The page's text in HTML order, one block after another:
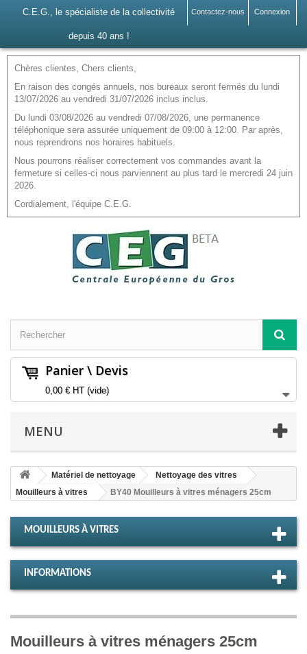
Connexion
Contactez-nous
C.E.G., le spécialiste de la collectivité
depuis 40 ans !
Chères clientes, Chers clients,
En raison des congés annuels, nos bureaux seront fermés du lundi
13/07/2026 au vendredi 31/07/2026 inclus inclus.
Du lundi 03/08/2026 au vendredi 07/08/2026, une permanence
téléphonique sera assurée uniquement de 09:00 à 12:00. Par après,
nous reprendrons nos horaires habituels.
Nous pourrons réaliser correctement vos commandes avant la
fermeture si celles-ci nous parviennent au plus tard le mercredi 24 juin
2026.
Cordialement, l'équipe C.E.G.
Panier \ Devis
0,00 €HT (vide)
MENU
Matériel de nettoyage
Nettoyage des vitres
Mouilleurs à vitres
BY40 Mouilleurs à vitres ménagers 25cm
MOUILLEURS À VITRES
INFORMATIONS
Mouilleurs à vitres ménagers 25cm